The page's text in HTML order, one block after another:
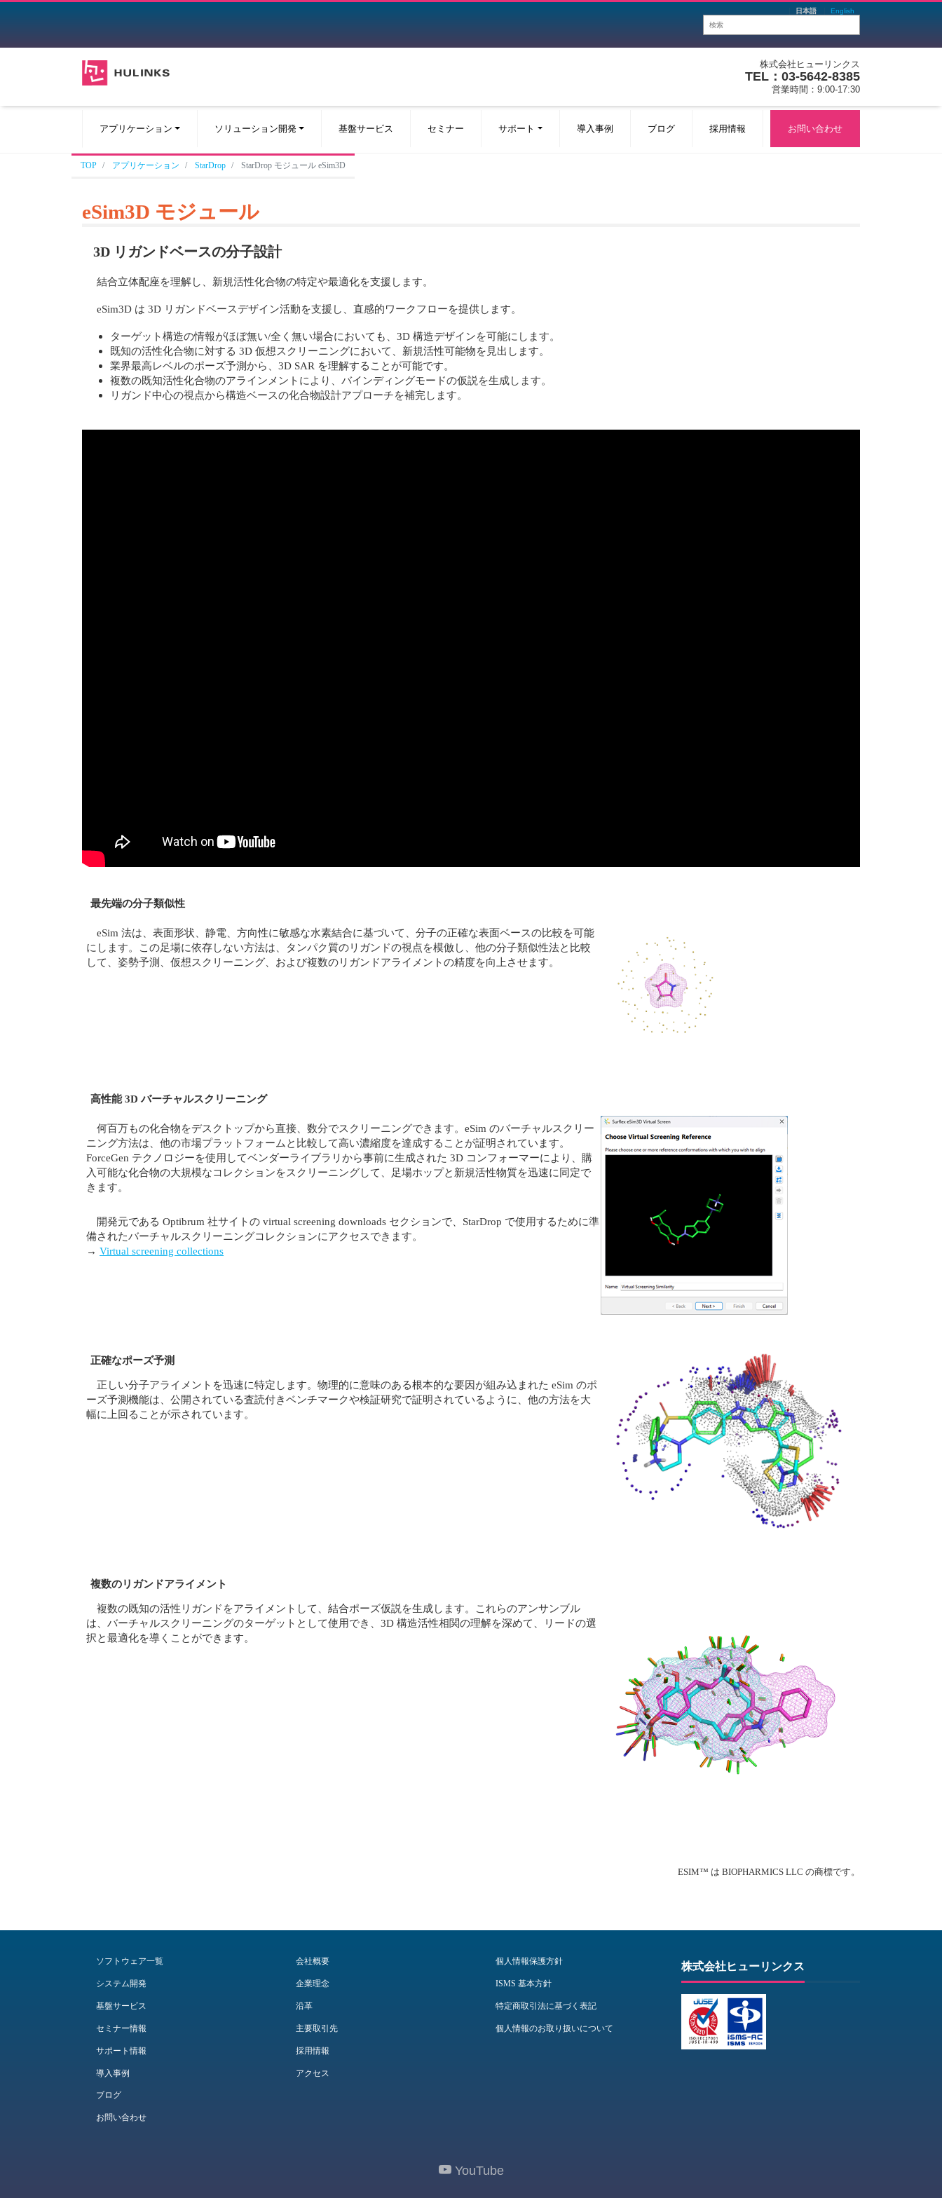
日本語 English
株式会社ヒューリンクス
TEL：03-5642-8385
営業時間：9:00-17:30
アプリケーション ソリューション開発 基盤サービス セミナー サポート 導入事例 ブログ 採用情報 お問い合わせ
TOP アプリケーション StarDrop StarDrop モジュール eSim3D
eSim3D モジュール
3D リガンドベースの分子設計
結合立体配座を理解し、新規活性化合物の特定や最適化を支援します。
eSim3D は 3D リガンドベースデザイン活動を支援し、直感的ワークフローを提供します。
ターゲット構造の情報がほぼ無い/全く無い場合においても、3D 構造デザインを可能にします。
既知の活性化合物に対する 3D 仮想スクリーニングにおいて、新規活性可能物を見出します。
業界最高レベルのポーズ予測から、3D SAR を理解することが可能です。
複数の既知活性化合物のアラインメントにより、バインディングモードの仮説を生成します。
リガンド中心の視点から構造ベースの化合物設計アプローチを補完します。
最先端の分子類似性
eSim 法は、表面形状、静電、方向性に敏感な水素結合に基づいて、分子の正確な表面ベースの比較を可能
にします。この足場に依存しない方法は、タンパク質のリガンドの視点を模倣し、他の分子類似性法と比較
して、姿勢予測、仮想スクリーニング、および複数のリガンドアライメントの精度を向上させます。
高性能 3D バーチャルスクリーニング
何百万もの化合物をデスクトップから直接、数分でスクリーニングできます。eSim のバーチャルスクリー
ニング方法は、他の市場プラットフォームと比較して高い濃縮度を達成することが証明されています。
ForceGen テクノロジーを使用してベンダーライブラリから事前に生成された 3D コンフォーマーにより、購
入可能な化合物の大規模なコレクションをスクリーニングして、足場ホップと新規活性物質を迅速に同定で
きます。
開発元である Optibrum 社サイトの virtual screening downloads セクションで、StarDrop で使用するために準
備されたバーチャルスクリーニングコレクションにアクセスできます。
→Virtual screening collections
正確なポーズ予測
正しい分子アライメントを迅速に特定します。物理的に意味のある根本的な要因が組み込まれた eSim のポ
ーズ予測機能は、公開されている査読付きベンチマークや検証研究で証明されているように、他の方法を大
幅に上回ることが示されています。
複数のリガンドアライメント
複数の既知の活性リガンドをアライメントして、結合ポーズ仮説を生成します。これらのアンサンブル
は、バーチャルスクリーニングのターゲットとして使用でき、3D 構造活性相関の理解を深めて、リードの選
択と最適化を導くことができます。
ESIM™ は BIOPHARMICS LLC の商標です。
ソフトウェア一覧
システム開発
基盤サービス
セミナー情報
サポート情報
導入事例
ブログ
お問い合わせ
会社概要
企業理念
沿革
主要取引先
採用情報
アクセス
個人情報保護方針
ISMS 基本方針
特定商取引法に基づく表記
個人情報のお取り扱いについて
株式会社ヒューリンクス
YouTube